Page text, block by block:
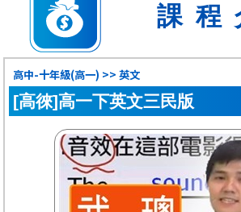
課程
高中-十年級(高一) >> 英文
[高徠]高一下英文三民版